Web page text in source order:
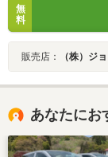
無
料
販売店： （株）ジ
あなたにお